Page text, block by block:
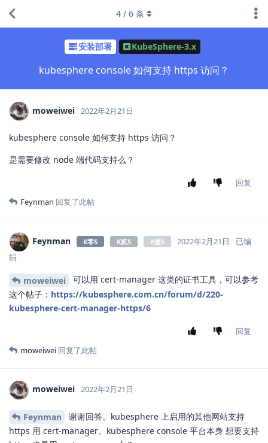
安装部署 KubeSphere-3.x
kubesphere console 如何支持 https 访问？
4 / 6 条
moweiwei 2022年2月21日
kubesphere console 如何支持 https 访问？
是需要修改 node 端代码支持么？
回复
Feynman 回复了此帖
Feynman K零S K贰S K壹S 2022年2月21日
已编
辑
moweiwei
可以用 cert-manager 这类的证书工具，可以参考
这个帖子： https://kubesphere.com.cn/forum/d/220-
kubesphere-cert-manager-https/6
回复
moweiwei 回复了此帖
moweiwei 2022年2月21日
Feynman
谢谢回答。kubesphere 上启用的其他网站支持
https 用 cert-manager。kubesphere console 平台本身 想要支持